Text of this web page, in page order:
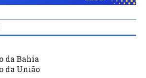
da Bahia
da União